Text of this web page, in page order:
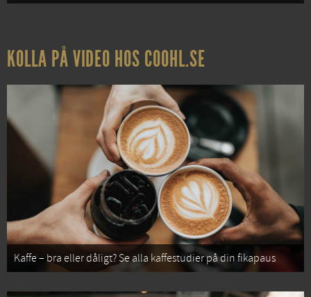
KOLLA PÅ VIDEO HOS COOHL.SE
Kaffe – bra eller dåligt? Se alla kaffestudier på din fikapaus